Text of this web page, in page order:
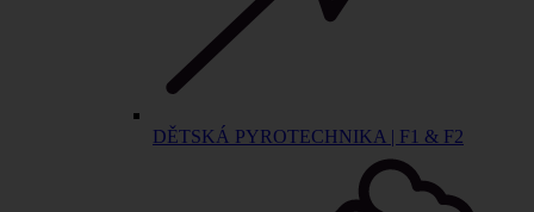
DĚTSKÁ PYROTECHNIKA | F1 & F2